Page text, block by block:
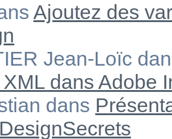
Ajoutez des
Jean-Loïc
dans Adobe
dans